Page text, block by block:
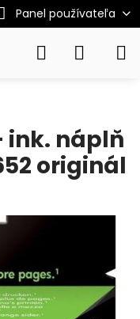
Panel používateľa
ink. náplň
originál